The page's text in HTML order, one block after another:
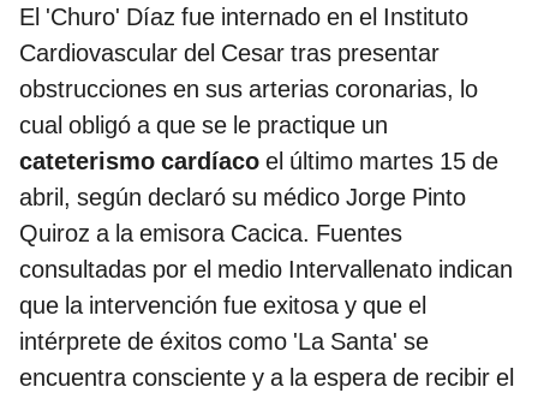
El 'Churo' Díaz fue internado en el Instituto
Cardiovascular del Cesar tras presentar
obstrucciones en sus arterias coronarias, lo
cual obligó a que se le practique un
cateterismo cardíaco el último martes 15 de
abril, según declaró su médico Jorge Pinto
Quiroz a la emisora Cacica. Fuentes
consultadas por el medio Intervallenato indican
que la intervención fue exitosa y que el
intérprete de éxitos como 'La Santa' se
encuentra consciente y a la espera de recibir el